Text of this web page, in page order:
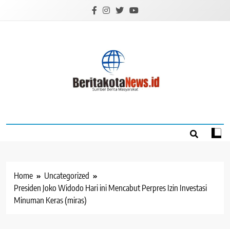
Home
Uncategorized
Presiden Joko Widodo Hari ini Mencabut Perpres Izin Investasi
Minuman Keras (miras)